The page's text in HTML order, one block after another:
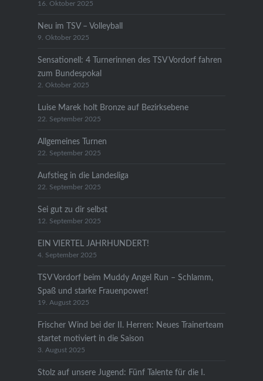
16. Oktober 2025
Neu im TSV – Volleyball
9. Oktober 2025
Sensationell: 4 Turnerinnen des TSV Vordorf fahren
zum Bundespokal
2. Oktober 2025
Luise Marek holt Bronze auf Bezirksebene
22. September 2025
Allgemeines Turnen
22. September 2025
Aufstieg in die Landesliga
22. September 2025
Sei gut zu dir selbst
12. September 2025
EIN VIERTEL JAHRHUNDERT!
4. September 2025
TSV Vordorf beim Muddy Angel Run – Schlamm,
Spaß und starke Frauenpower!
19. August 2025
Frischer Wind bei der II. Herren: Neues Trainerteam
startet motiviert in die Saison
3. August 2025
Stolz auf unsere Jugend: Fünf Talente für die I.